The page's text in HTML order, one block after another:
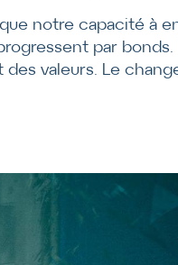
notre capacité à
par
valeurs. Le